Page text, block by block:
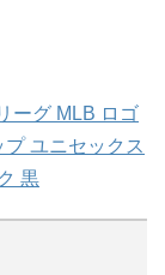
ーグ MLB ロゴ
ユニセックス
黒